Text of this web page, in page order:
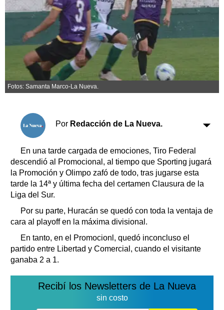
Turismo
Salud
Es viral
El tiempo
Cartón Lleno
Fúnebres
Clasificados
Suplementos
Transportes
Loterías
Datos Útiles
Teléfonos de urgencia
Fotos: Samanta Marco-La Nueva.
Por Redacción de La Nueva.
En una tarde cargada de emociones, Tiro Federal
descendió al Promocional, al tiempo que Sporting jugará
la Promoción y Olimpo zafó de todo, tras jugarse esta
tarde la 14ª y última fecha del certamen Clausura de la
Liga del Sur.
Por su parte, Huracán se quedó con toda la ventaja de
cara al playoff en la máxima divisional.
En tanto, en el Promocionl, quedó inconcluso el
partido entre Libertad y Comercial, cuando el visitante
ganaba 2 a 1.
Recibí los Newsletters de La Nueva
sin costo